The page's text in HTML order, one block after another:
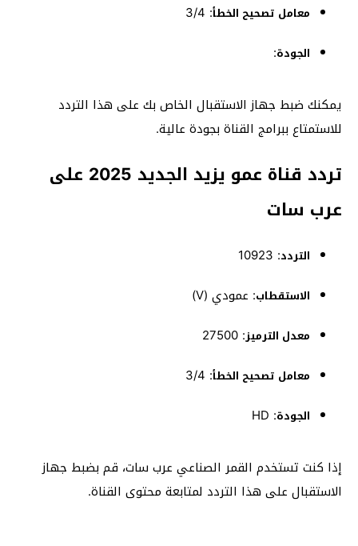
معامل تصحيح الخطأ: 3/4
الجودة:
يمكنك ضبط جهاز الاستقبال الخاص بك على هذا التردد
للاستمتاع ببرامج القناة بجودة عالية.
تردد قناة عمو يزيد الجديد 2025 على
عرب سات
التردد:
10923
الاستقطاب: عمودي (V)
معدل الترميز:
27500
معامل تصحيح الخطأ: 3/4
الجودة: HD​
إذا كنت تستخدم القمر الصناعي عرب سات، قم بضبط جهاز
الاستقبال على هذا التردد لمتابعة محتوى القناة.